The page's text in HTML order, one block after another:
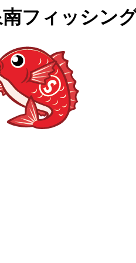
フィッシン